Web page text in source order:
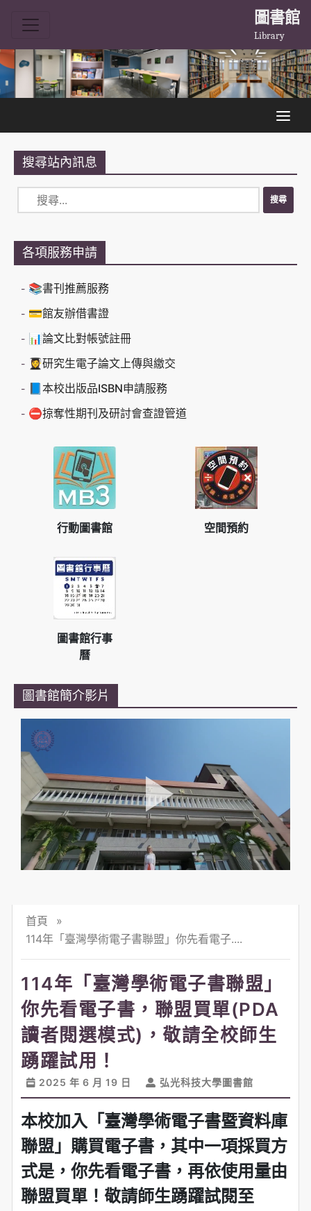
圖書館
Library
搜尋站內訊息
各項服務申請
📚書刊推薦服務
💳館友辦借書證
📊論文比對帳號註冊
👩‍🎓研究生電子論文上傳與繳交
📘本校出版品ISBN申請服務
⛔掠奪性期刊及研討會查證管道
行動圖書館 空間預約
圖書館行事
曆
圖書館簡介影片
首頁
»
114年「臺灣學術電子書聯盟」你先看電子....
114年「臺灣學術電子書聯盟」
你先看電子書，聯盟買單(PDA
讀者閱選模式)，敬請全校師生
踴躍試用！
2025 年 6 月 19 日 弘光科技大學圖書館
本校加入「臺灣學術電子書暨資料庫
聯盟」購買電子書，其中一項採買方
式是， 你先看電子書，再依使用量由
聯盟買單！敬請師生踴躍試閱至